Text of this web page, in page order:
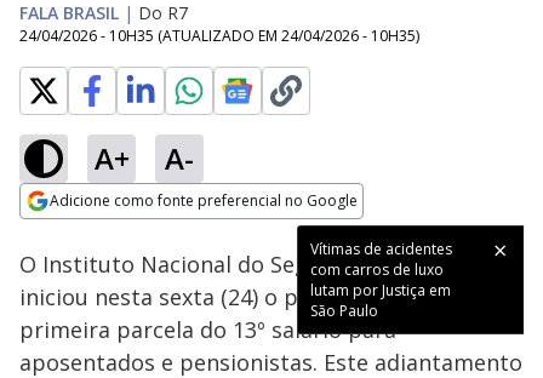
FALA BRASIL | Do R7
24/04/2026 - 10H35 (ATUALIZADO EM 24/04/2026 - 10H35)
A+ A-
Adicione como fonte preferencial no Google
Vítimas de acidentes
com carros de luxo
lutam por Justiça em
São Paulo
Ativar
100.00%
O Instituto Nacional do Seguro Social (INSS)
iniciou nesta sexta (24) o pagamento da
primeira parcela do 13º salário para
aposentados e pensionistas. Este adiantamento